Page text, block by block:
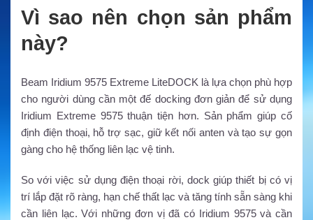
Vì sao nên chọn sản phẩm
này?
Beam Iridium 9575 Extreme LiteDOCK là lựa chọn phù hợp
cho người dùng cần một đế docking đơn giản để sử dụng
Iridium Extreme 9575 thuận tiện hơn. Sản phẩm giúp cố
định điện thoại, hỗ trợ sạc, giữ kết nối anten và tạo sự gọn
gàng cho hệ thống liên lạc vệ tinh.
So với việc sử dụng điện thoại rời, dock giúp thiết bị có vị
trí lắp đặt rõ ràng, hạn chế thất lạc và tăng tính sẵn sàng khi
cần liên lạc. Với những đơn vị đã có Iridium 9575 và cần